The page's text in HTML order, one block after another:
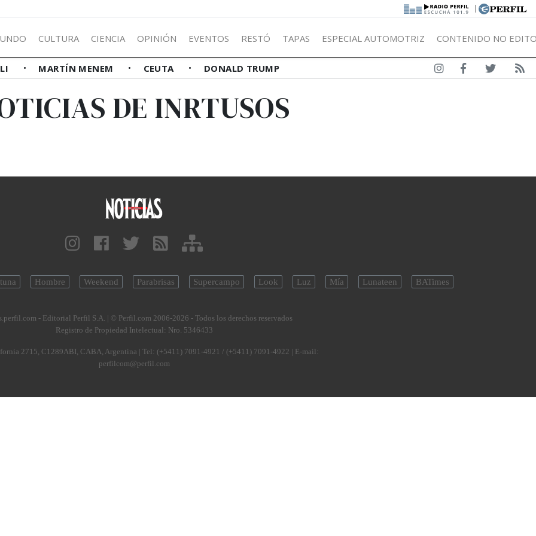
|
CULTURA CIENCIA OPINIÓN EVENTOS RESTÓ TAPAS ESPECIAL AUTOMOTRIZ CONTENIDO NO
MARTÍN MENEM CEUTA DONALD TRUMP
DE INRTUSOS
Hombre Weekend Parabrisas Supercampo Look Luz Mía Lunateen BATimes
- Editorial Perfil S.A. | © Perfil.com 2006-2026 - Todos los derechos reservados
Registro de Propiedad Intelectual: Nro. 5346433
2715, C1289ABI, CABA, Argentina | Tel: (+5411) 7091-4921 / (+5411) 7091-4922 | E-mail:
perfilcom@perfil.com